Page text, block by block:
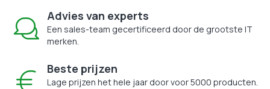
Advies van experts
Een sales-team gecertificeerd door de grootste IT
merken.
Beste prijzen
Lage prijzen het hele jaar door voor 5000 producten.